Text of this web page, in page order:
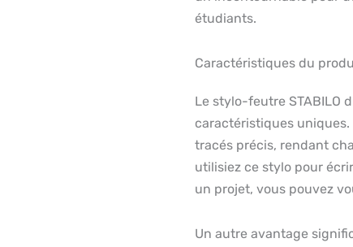
étudiants.
Caractéristiques du
Le stylo-feutre STABILO
caractéristiques uniques.
tracés précis, rendant
utilisiez ce stylo pour
un projet, vous pouvez
Un autre avantage